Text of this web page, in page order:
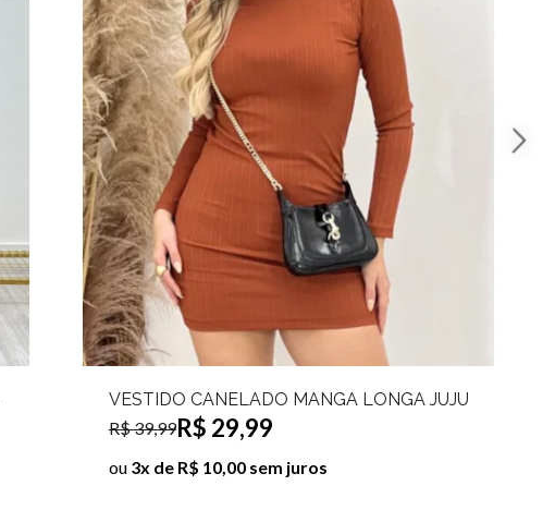
VESTIDO LONGO CANELADO MANGA LONGA
VIVIANE
R$ 39,99